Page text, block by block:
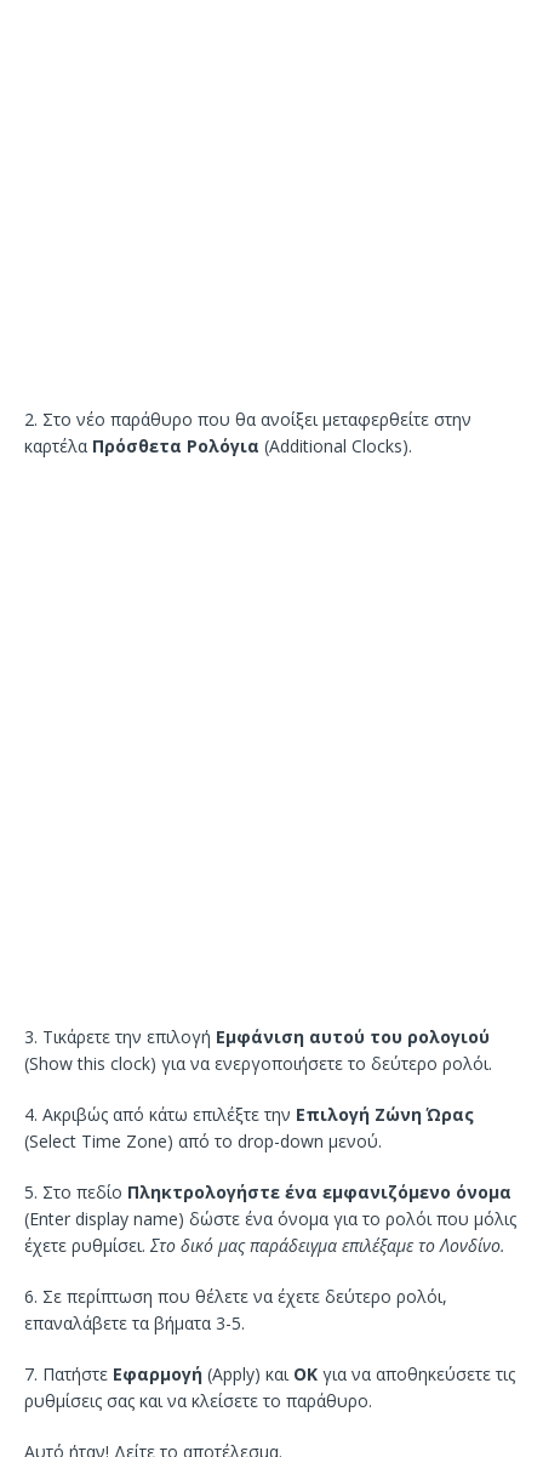
2. Στο νέο παράθυρο που θα ανοίξει μεταφερθείτε στην
καρτέλα Πρόσθετα Ρολόγια (Additional Clocks).
3. Τικάρετε την επιλογή Εμφάνιση αυτού του ρολογιού
(Show this clock) για να ενεργοποιήσετε το δεύτερο ρολόι.
4. Ακριβώς από κάτω επιλέξτε την Επιλογή Ζώνη Ώρας
(Select Time Zone) από το drop-down μενού.
5. Στο πεδίο Πληκτρολογήστε ένα εμφανιζόμενο όνομα
(Enter display name) δώστε ένα όνομα για το ρολόι που μόλις
έχετε ρυθμίσει. Στο δικό μας παράδειγμα επιλέξαμε το Λονδίνο.
6. Σε περίπτωση που θέλετε να έχετε δεύτερο ρολόι,
επαναλάβετε τα βήματα 3-5.
7. Πατήστε Εφαρμογή (Apply) και ΟΚ για να αποθηκεύσετε τις
ρυθμίσεις σας και να κλείσετε το παράθυρο.
Αυτό ήταν! Δείτε το αποτέλεσμα.